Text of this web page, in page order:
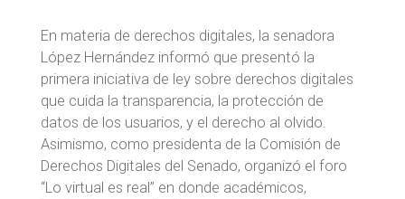
En materia de derechos digitales, la senadora
López Hernández informó que presentó la
primera iniciativa de ley sobre derechos digitales
que cuida la transparencia, la protección de
datos de los usuarios, y el derecho al olvido.
Asimismo, como presidenta de la Comisión de
Derechos Digitales del Senado, organizó el foro
“Lo virtual es real” en donde académicos,